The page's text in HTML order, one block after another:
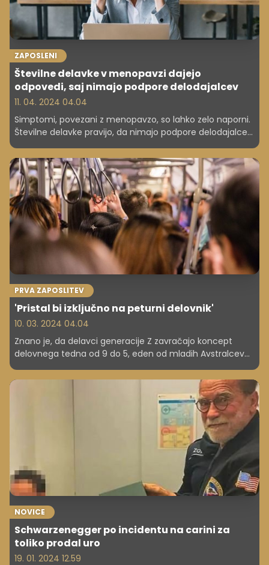
ZAPOSLENI
Številne delavke v menopavzi dajejo
odpovedi, saj nimajo podpore delodajalcev
11. 04. 2024 04.04
Simptomi, povezani z menopavzo, so lahko zelo naporni.
Številne delavke pravijo, da nimajo podpore delodajalcev,
delovno mesto. Ali res mora biti tako?
PRVA ZAPOSLITEV
'Pristal bi izključno na peturni delovnik'
10. 03. 2024 04.04
Znano je, da delavci generacije Z zavračajo koncept
delovnega tedna od 9 do 5, eden od mladih Avstralcev
NOVICE
Schwarzenegger po incidentu na carini za
toliko prodal uro
19. 01. 2024 12.59